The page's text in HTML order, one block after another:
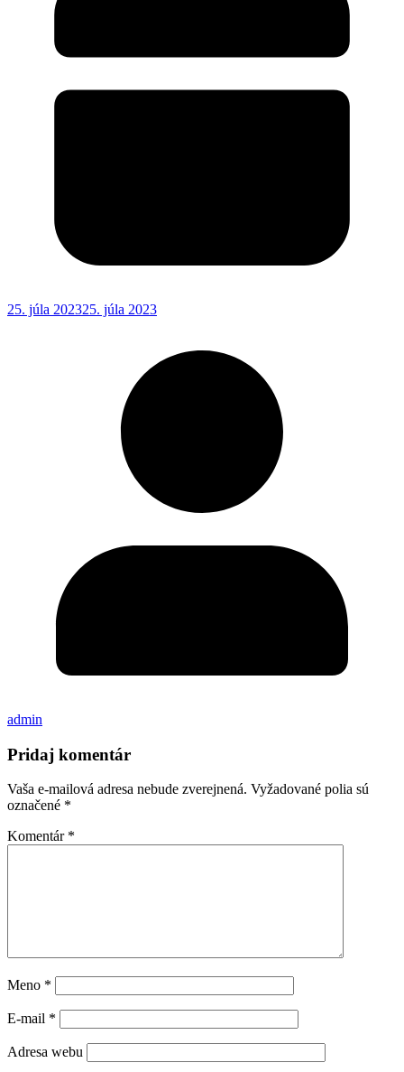
25. júla 202325. júla 2023
admin
Pridaj komentár
Vaša e-mailová adresa nebude zverejnená. Vyžadované polia sú
označené *
Komentár *
Meno *
E-mail *
Adresa webu